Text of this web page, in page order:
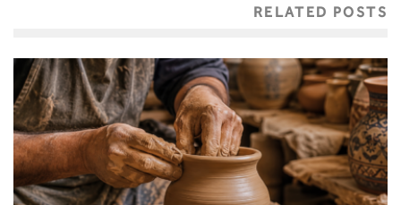
RELATED POSTS